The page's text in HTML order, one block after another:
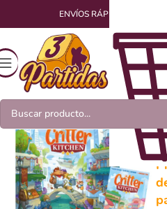
ENVÍOS RÁPIDOS Y